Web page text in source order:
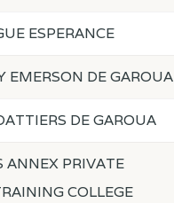
ESPERANCE
EMERSON DE GAROUA
DE GAROUA
ANNEX PRIVATE
COLLEGE